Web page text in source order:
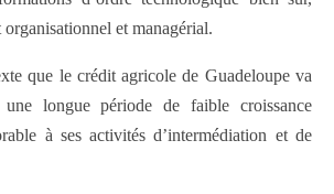
organisationnel et managérial.
que le crédit agricole de Guadeloupe va
une longue période de faible croissance
à ses activités d’intermédiation et de